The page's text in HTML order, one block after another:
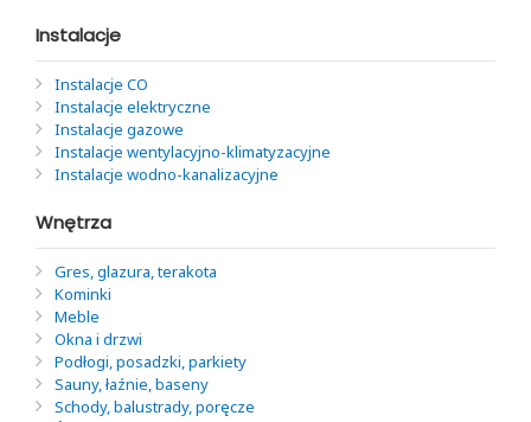
Instalacje
Instalacje CO
Instalacje elektryczne
Instalacje gazowe
Instalacje wentylacyjno-klimatyzacyjne
Instalacje wodno-kanalizacyjne
Wnętrza
Gres, glazura, terakota
Kominki
Meble
Okna i drzwi
Podłogi, posadzki, parkiety
Sauny, łaźnie, baseny
Schody, balustrady, poręcze